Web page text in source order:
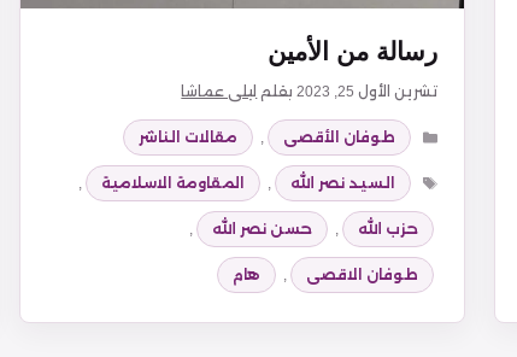
رسالة من الأمين
تشرين الأول 25, 2023 بقلم ليلى عماشا
التصنيفات
طوفان الأقصى ,
مقالات الناشر
الوسوم
السيد نصر الله , المقاومة الاسلامية ,
حزب الله , حسن نصر الله ,
طوفان الاقصى , هام